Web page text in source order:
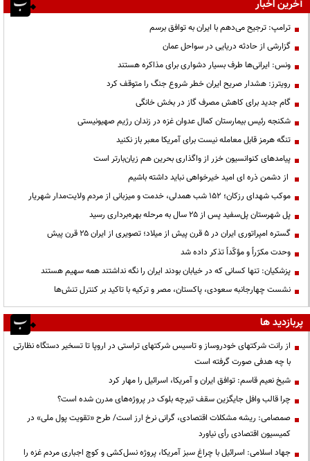
آخرین اخبار
ترامپ: ترجیح می‌دهم با ایران به توافق برسم
گزارشی از حادثه دریایی در سواحل عمان
ونس: ایرانی‌ها طرف بسیار دشواری برای مذاکره هستند
رویترز: هشدار صریح ایران خطر شروع جنگ را متوقف کرد
گام جدید برای کاهش مصرف گاز در بخش خانگی
شکنجه رئیس بیمارستان کمال عدوان غزه در زندان رژیم صهیونیستی
تنگه هرمز قابل معامله نیست برای آمریکا معبر باز نکنید
پیامدهای کنوانسیون خزر از واگذاری بحرین هم زیان‌بارتر است
از دشمن ذره ای امید خیرخواهی نباید داشته باشیم
موکب شهدای رزکان؛ ۱۵۲ شب همدلی، خدمت و میزبانی از مردم ولایت‌مدار شهریار
پل شهرستان پل‌سفید پس از ۲۵ سال به مرحله بهره‌برداری رسید
گستره امپراتوری ایران در ۵ قرن پیش از میلاد؛ تصویری از ایران ۲۵ قرن پیش
وحدت مکرّراً و مؤکّداً تذکر داده شد
پزشکیان: تنها کسانی که در خیابان بودند ایران را نگه نداشتند همه سهیم هستند
نشست چهارجانبه سعودی، پاکستان، مصر و ترکیه با تاکید بر کنترل تنش‌ها
پربازدید ها
از رانت‌ شرکتهای خودروساز و تاسیس شرکتهای تراستی در اروپا تا تسخیر دستگاه نظارتی
با چه هدفی صورت گرفته است
شیخ نعیم قاسم: توافق ایران و آمریکا، اسرائیل را مهار کرد
چرا قالب وافل جایگزین سقف تیرچه بلوک در پروژه‌های مدرن شده است؟
صمصامی: ریشه مشکلات اقتصادی، گرانی نرخ ارز است/ طرح «تقویت پول ملی» در
کمیسیون اقتصادی رأی نیاورد
جهاد اسلامی: اسرائیل با چراغ سبز آمریکا، پروژه نسل‌کشی و کوچ اجباری مردم غزه را